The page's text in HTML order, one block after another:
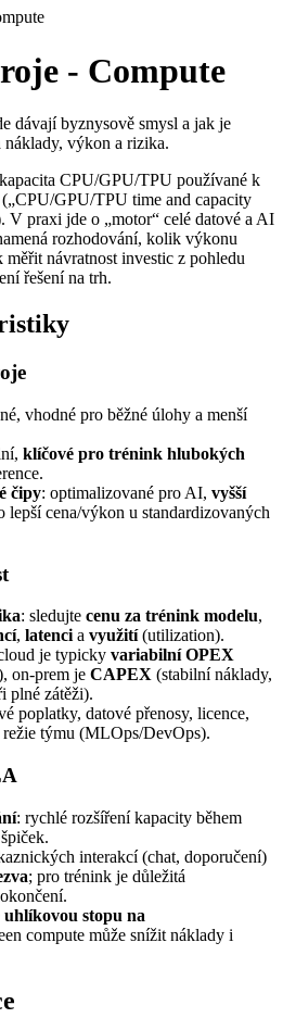
- Compute
dávají byznysově smysl a jak je
náklady, výkon a rizika.
CPU/GPU/TPU používané k
GPU/TPU time and capacity
V praxi jde o „motor“ celé datové a AI
rozhodování, kolik výkonu
návratnost investic z pohledu
řešení na trh.
vhodné pro běžné úlohy a menší
klíčové pro trénink hlubokých
čipy: optimalizované pro AI, vyšší
lepší cena/výkon u standardizovaných
: sledujte cenu za trénink modelu,
, latenci a využití(utilization).
je typicky variabilní OPEX
on‑prem je CAPEX (stabilní náklady,
plné zátěži).
poplatky, datové přenosy, licence,
režie týmu (MLOps/DevOps).
: rychlé rozšíření kapacity během
interakcí (chat, doporučení)
; pro trénink je důležitá
uhlíkovou stopu na
compute může snížit náklady i